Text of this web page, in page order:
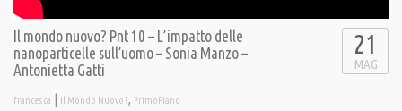
Il mondo nuovo? Pnt 10 – L’impatto delle
nanoparticelle sull’uomo – Sonia Manzo –
Antonietta Gatti
francesca | Il Mondo Nuovo?, PrimoPiano
21
MAG